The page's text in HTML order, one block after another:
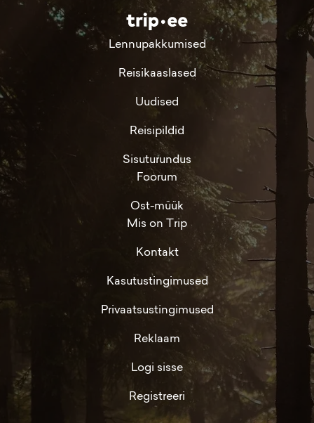
Lennupakkumised
Reisikaaslased
Uudised
Reisipildid
Sisuturundus
Foorum
Ost-müük
Mis on Trip
Kontakt
Kasutustingimused
Privaatsustingimused
Reklaam
Logi sisse
Registreeri